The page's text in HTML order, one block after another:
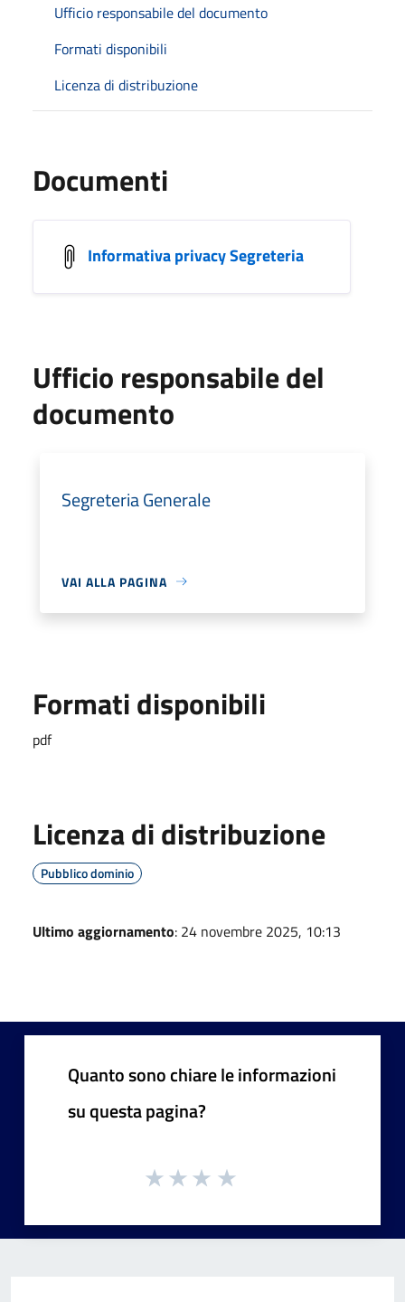
Ufficio responsabile del documento
Formati disponibili
Licenza di distribuzione
Documenti
Informativa privacy Segreteria
Ufficio responsabile del
documento
Segreteria Generale
VAI ALLA PAGINA
Formati disponibili
pdf
Licenza di distribuzione
Pubblico dominio
Ultimo aggiornamento: 24 novembre 2025, 10:13
Quanto sono chiare le informazioni
su questa pagina?